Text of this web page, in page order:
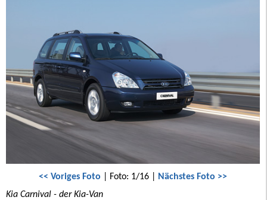
<< Voriges Foto | Foto: 1/16 |
Nächstes Foto >>
Kia Carnival - der Kia-Van